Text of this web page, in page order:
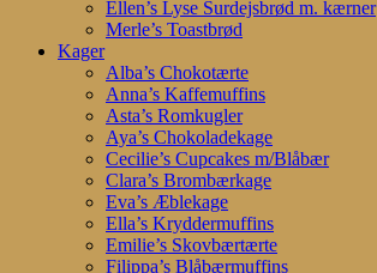
Ellen’s Lyse Surdejsbrød m. kærner
Merle’s Toastbrød
Kager
Alba’s Chokotærte
Anna’s Kaffemuffins
Asta’s Romkugler
Aya’s Chokoladekage
Cecilie’s Cupcakes m/Blåbær
Clara’s Brombærkage
Eva’s Æblekage
Ella’s Kryddermuffins
Emilie’s Skovbærtærte
Filippa’s Blåbærmuffins